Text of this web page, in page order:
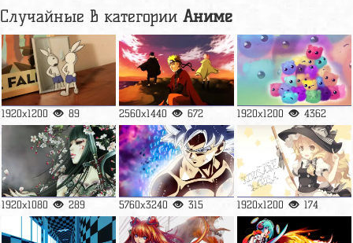
Случайные в категории Аниме
1920x1200 89 2560x1440 672 1920x1200 4362
1920x1080 289 5760x3240 315 1920x1200 174